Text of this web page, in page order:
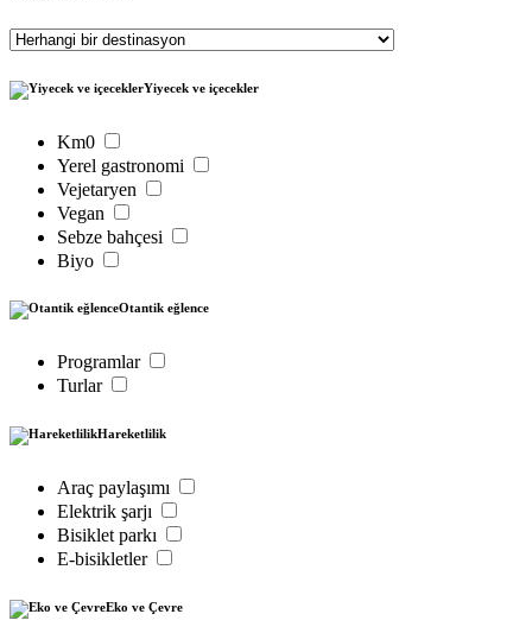
Yiyecek ve içecekler
Km0
Yerel gastronomi
Vejetaryen
Vegan
Sebze bahçesi
Biyo
Otantik eğlence
Programlar
Turlar
Hareketlilik
Araç paylaşımı
Elektrik şarjı
Bisiklet parkı
E-bisikletler
Eko ve Çevre